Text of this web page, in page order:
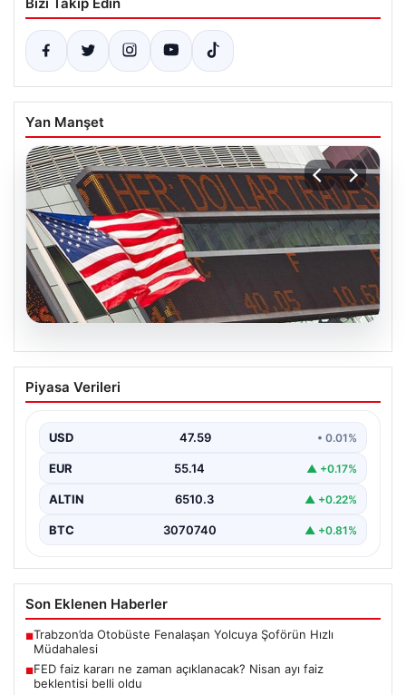
Yan Manşet
05.08.2026
FED faiz kararı ne zaman açıklanacak?
Nisan ayı faiz beklentisi belli oldu
Piyasa Verileri
USD 47.59 • 0.01%
EUR 55.14 ▲ +0.17%
ALTIN 6510.3 ▲ +0.22%
BTC 3070740 ▲ +0.81%
Son Eklenen Haberler
■Trabzon’da Otobüste Fenalaşan Yolcuya Şoförün Hızlı
Müdahalesi
■FED faiz kararı ne zaman açıklanacak? Nisan ayı faiz
beklentisi belli oldu